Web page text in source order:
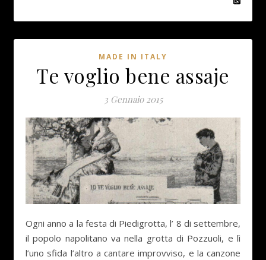
MADE IN ITALY
Te voglio bene assaje
3 Gennaio 2015
Ogni anno a la festa di Piedigrotta, l’ 8 di settembre,
il popolo napolitano va nella grotta di Pozzuoli, e lì
l’uno sfida l’altro a cantare improvviso, e la canzone